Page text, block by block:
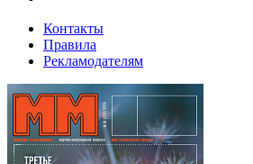
Контакты
Правила
Рекламодателям